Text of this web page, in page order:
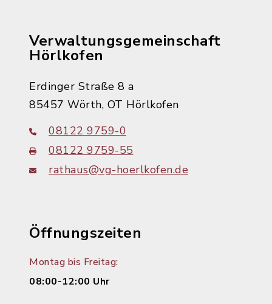
Verwaltungsgemeinschaft
Hörlkofen
Erdinger Straße 8 a
85457 Wörth, OT Hörlkofen
08122 9759-0
08122 9759-55
rathaus@vg-hoerlkofen.de
Öffnungszeiten
Montag bis Freitag:
08:00-12:00 Uhr